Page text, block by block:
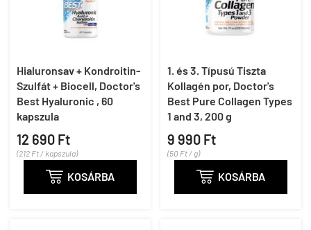
Hialuronsav + Kondroitin-
Szulfát + Biocell, Doctor's
Best Hyaluronic , 60
kapszula
12 690 Ft
(212 Ft / kapszula)
 KOSÁRBA
1. és 3. Típusú Tiszta
Kollagén por, Doctor's
Best Pure Collagen Types
1 and 3, 200 g
9 990 Ft
(50 Ft / g)
 KOSÁRBA